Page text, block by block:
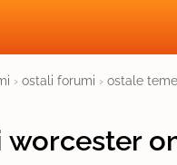
› ostali forumi › ostale teme
worcester